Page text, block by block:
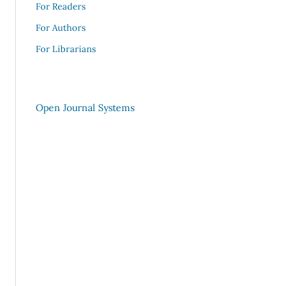
For Readers
For Authors
For Librarians
Open Journal Systems